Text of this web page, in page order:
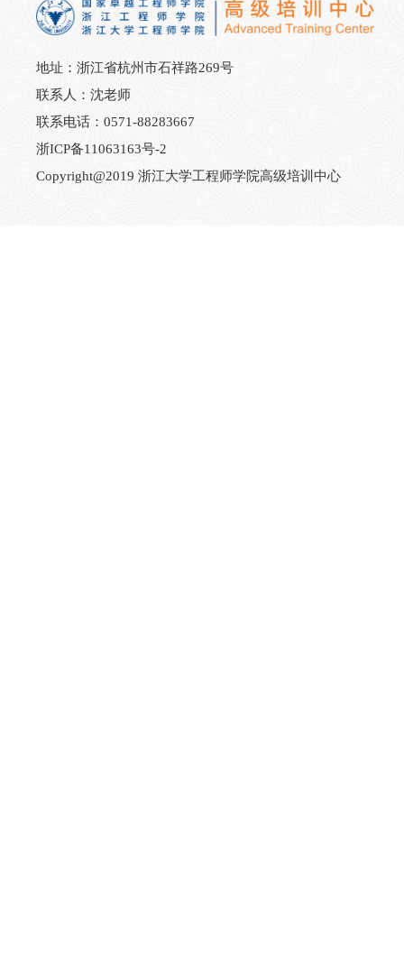
地址：浙江省杭州市石祥路269号
联系人：沈老师
联系电话：0571-88283667
浙ICP备11063163号-2
Copyright@2019 浙江大学工程师学院高级培训中心